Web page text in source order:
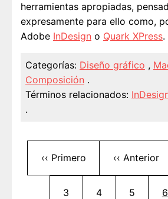
herramientas apropiadas,
expresamente para ello como,
Adobe InDesign o Quark XPress.
Categorías: Diseño gráfico ,
Composición .
Términos relacionados:
.
Primera página
‹‹ Primero Página
‹‹ Anterior
Página
3 Página
4 Página
5 6